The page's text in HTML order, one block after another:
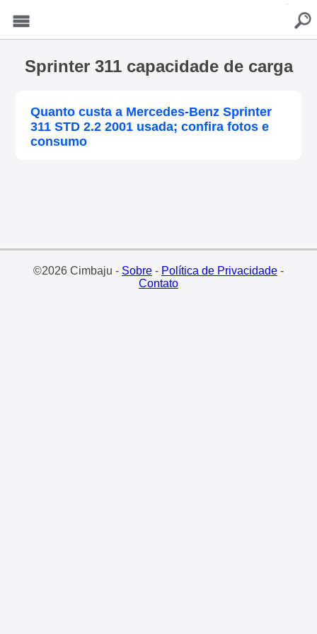
Sprinter 311 capacidade de carga
Quanto custa a Mercedes-Benz Sprinter
311 STD 2.2 2001 usada; confira fotos e
consumo
©2026 Cimbaju - Sobre- Política de Privacidade-
Contato